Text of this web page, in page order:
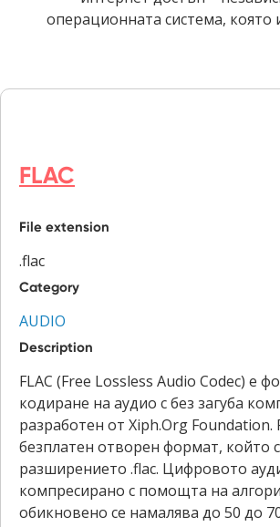
операционната система, която
FLAC
File extension
.flac
Category
AUDIO
Description
FLAC (Free Lossless Audio Codec) е
кодиране на аудио с без загуба
разработен от Xiph.Org Foundation.
безплатен отворен формат, който
разширението .flac. Цифровото
компресирано с помощта на
обикновено се намалява до 50 до